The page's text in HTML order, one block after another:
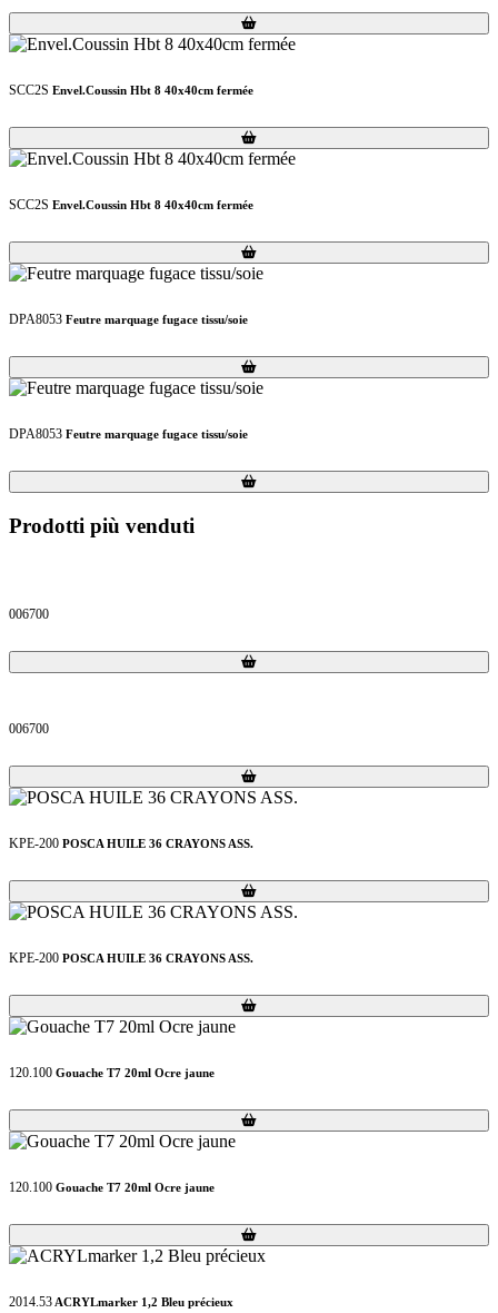
Loading...
Loading...
SCC2S Envel.Coussin Hbt 8 40x40cm fermée
Loading...
Loading...
SCC2S Envel.Coussin Hbt 8 40x40cm fermée
Loading...
Loading...
DPA8053 Feutre marquage fugace tissu/soie
Loading...
Loading...
DPA8053 Feutre marquage fugace tissu/soie
Loading...
Loading...
Prodotti più venduti
006700
Loading...
Loading...
006700
Loading...
Loading...
KPE-200 POSCA HUILE 36 CRAYONS ASS.
Loading...
Loading...
KPE-200 POSCA HUILE 36 CRAYONS ASS.
Loading...
Loading...
120.100 Gouache T7 20ml Ocre jaune
Loading...
Loading...
120.100 Gouache T7 20ml Ocre jaune
Loading...
Loading...
2014.53 ACRYLmarker 1,2 Bleu précieux